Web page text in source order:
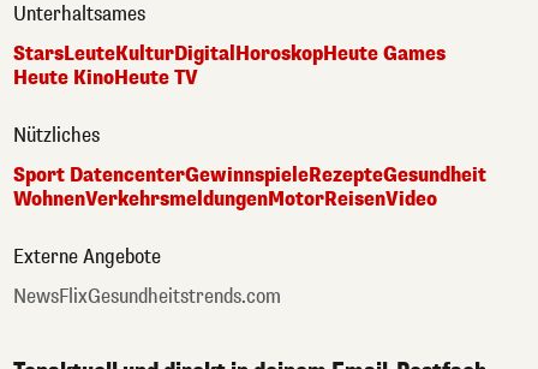
Unterhaltsames
StarsLeuteKulturDigital HoroskopHeute Games
Heute KinoHeute TV
Nützliches
Sport DatencenterGewinnspieleRezepteGesundheit
WohnenVerkehrsmeldungenMotorReisenVideo
Externe Angebote
NewsFlixGesundheitstrends.com